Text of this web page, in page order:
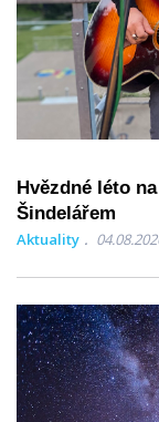
Hvězdné léto
Šindelářem
Aktuality